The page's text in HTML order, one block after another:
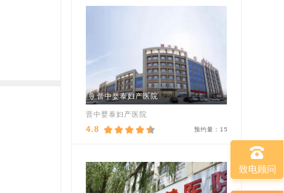
晋中婴泰妇产医院
晋中婴泰妇产医院
4.8 预约量： 15
致电顾问